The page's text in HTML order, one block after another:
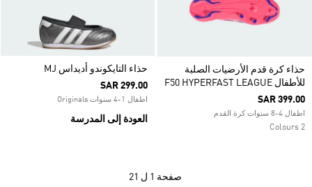
حذاء كرة قدم الأرضيات الصلبة
للأطفال F50 HYPERFAST LEAGUE
SAR 399.00
اطفال 4-8 سنوات كرة القدم
2 Colours
حذاء التايكوندو أديداس MJ
SAR 299.00
اطفال 1-4 سنوات Originals
العودة إلى المدرسة
صفحة 1 ل 21